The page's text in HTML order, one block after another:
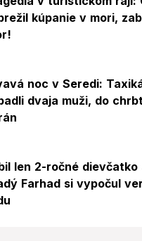
kúpanie v mori,
noc v Seredi:
dvaja muži, do
len 2-ročné dievčatko
Farhad si vypočul